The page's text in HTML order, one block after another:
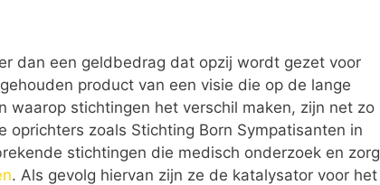
dan een geldbedrag dat opzij wordt gezet voor
product van een visie die op de lange
waarop stichtingen het verschil maken, zijn net zo
oprichters zoals Stichting Born Sympatisanten in
stichtingen die medisch onderzoek en zorg
. Als gevolg hiervan zijn ze de katalysator voor het